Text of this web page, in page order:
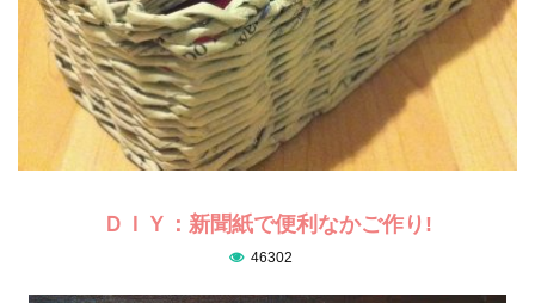
ＤＩＹ：新聞紙で便利なかご作り!
46302